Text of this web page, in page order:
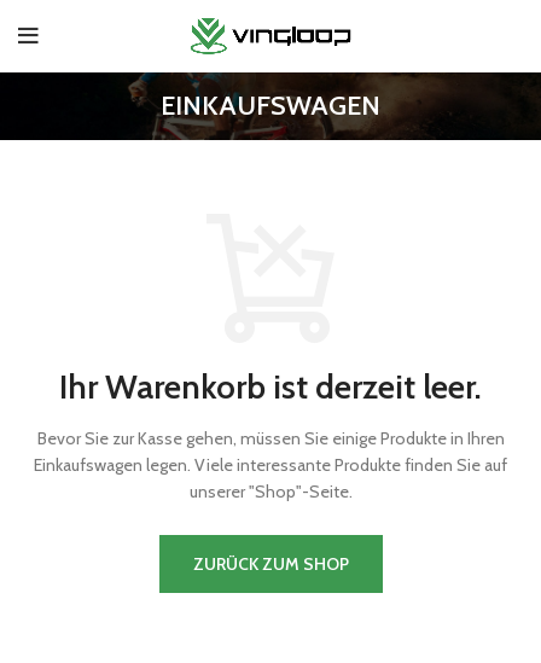
EINKAUFSWAGEN
Ihr Warenkorb ist derzeit leer.
Bevor Sie zur Kasse gehen, müssen Sie einige Produkte in Ihren
Einkaufswagen legen. Viele interessante Produkte finden Sie auf
unserer "Shop"-Seite.
ZURÜCK ZUM SHOP